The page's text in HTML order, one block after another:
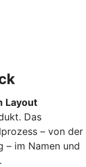
Layout
Das
– von der
– im Namen und